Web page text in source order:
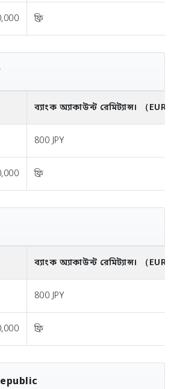
ফ্রি
ব্যাংক অ্যাকাউন্ট রেমিট্যান্স। （EUR
800 JPY
ফ্রি
ব্যাংক অ্যাকাউন্ট রেমিট্যান্স। （EUR
800 JPY
ফ্রি